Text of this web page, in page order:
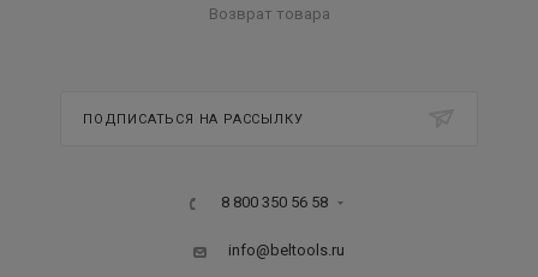
Возврат товара
ПОДПИСАТЬСЯ НА РАССЫЛКУ
8 800 350 56 58
info@beltools.ru